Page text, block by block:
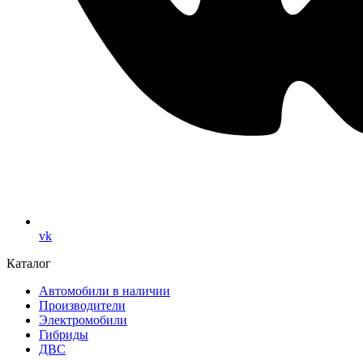
vk
Каталог
Автомобили в наличии
Производители
Электромобили
Гибриды
ДВС